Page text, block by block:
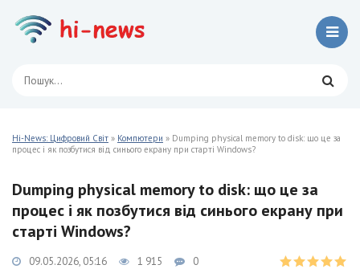
Hi-News: Цифровий Світ » Компютери » Dumping physical memory to disk: що це за
процес і як позбутися від синього екрану при старті Windows?
Dumping physical memory to disk: що це за
процес і як позбутися від синього екрану при
старті Windows?
09.05.2026, 05:16 1 915 0